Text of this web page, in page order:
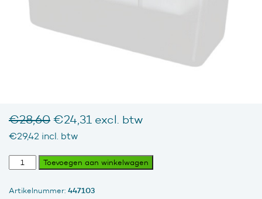
€28,60 Oorspronkelijke
prijs
€28,60.
€24,31 Huidige
€24,31.
excl. btw
€29,42 incl. btw
Kunststof
tafeldispenser
voor
Toevoegen aan winkelwagen
Artikelnummer: 447103